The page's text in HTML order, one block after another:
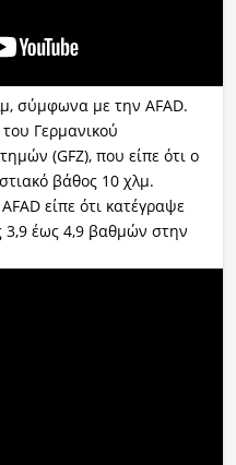
σύμφωνα με την AFAD.
Γερμανικού
(GFZ), που είπε ότι ο
βάθος 10 χλμ.
είπε ότι κατέγραψε
3,9 έως 4,9 βαθμών στην